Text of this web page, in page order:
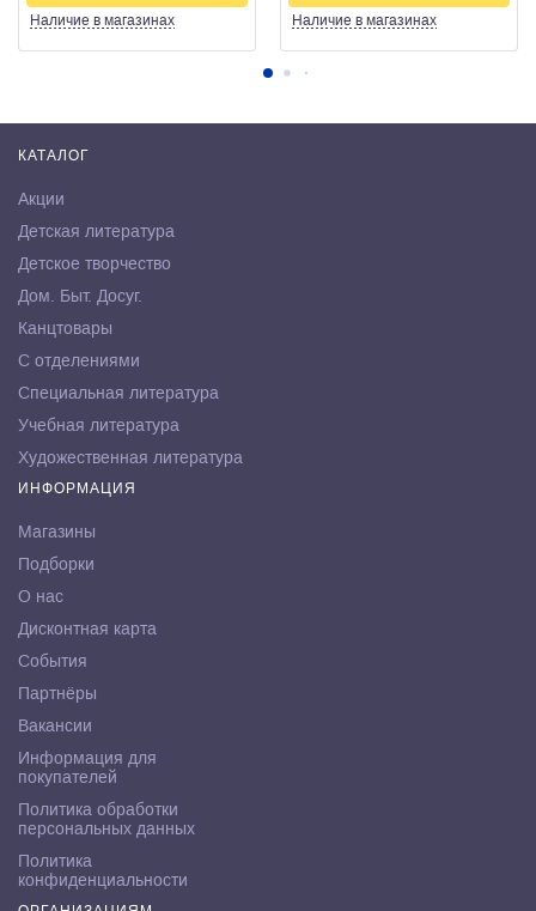
Наличие в магазинах Наличие в магазинах
КАТАЛОГ
Акции
Детская литература
Детское творчество
Дом. Быт. Досуг.
Канцтовары
С отделениями
Специальная литература
Учебная литература
Художественная литература
ИНФОРМАЦИЯ
Магазины
Подборки
О нас
Дисконтная карта
События
Партнёры
Вакансии
Информация для
покупателей
Политика обработки
персональных данных
Политика
конфиденциальности